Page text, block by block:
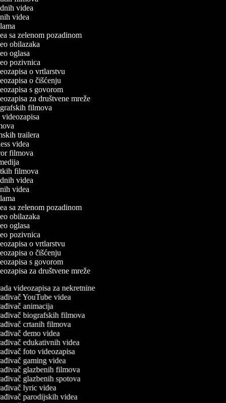
videa
videa
sa zelenom pozadinom
obilazaka
oglasa
pozivnica
o vrtlarstvu
o čišćenju
s govorom
za društvene mreže
filmova
videozapisa
trailera
videa
filmova
filmova
videa
videa
sa zelenom pozadinom
obilazaka
oglasa
pozivnica
o vrtlarstvu
o čišćenju
s govorom
za društvene mreže
videozapisa za nekretnine
YouTube videa
animacija
biografskih filmova
crtanih filmova
demo videa
edukativnih videa
foto videozapisa
gaming videa
glazbenih filmova
glazbenih spotova
lyric videa
parodijskih videa